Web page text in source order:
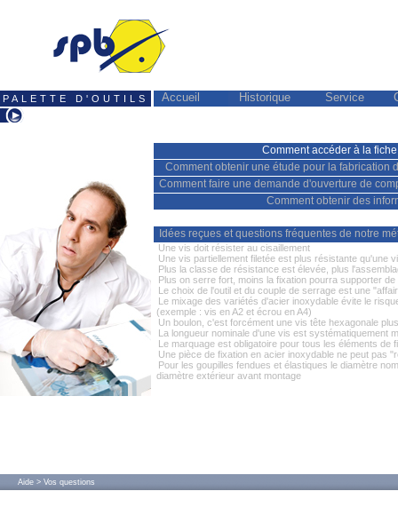
PALETTE D'OUTILS Accueil Historique Service
Comment accéder à la
Comment obtenir une étude pour la fabrication
Comment faire une demande d'ouverture de
Comment obtenir des
Idées reçues et questions fréquentes de notre
Une vis doit résister au cisaillement
Une vis partiellement filetée est plus résistante qu'une
Plus la classe de résistance est élevée, plus
Plus on serre fort, moins la fixation pourra supporter
Le choix de l'outil et du couple de serrage est une
Le mixage des variétés d'acier inoxydable évite le
(exemple : vis en A2 et écrou en A4)
Un boulon, c'est forcément une vis tête hexagonale
La longueur nominale d'une vis est systématiquement
Le marquage est obligatoire pour tous les éléments de
Une pièce de fixation en acier inoxydable ne peut pas
Pour les goupilles fendues et élastiques le diamètre
diamètre extérieur avant montage
Aide > Vos questions